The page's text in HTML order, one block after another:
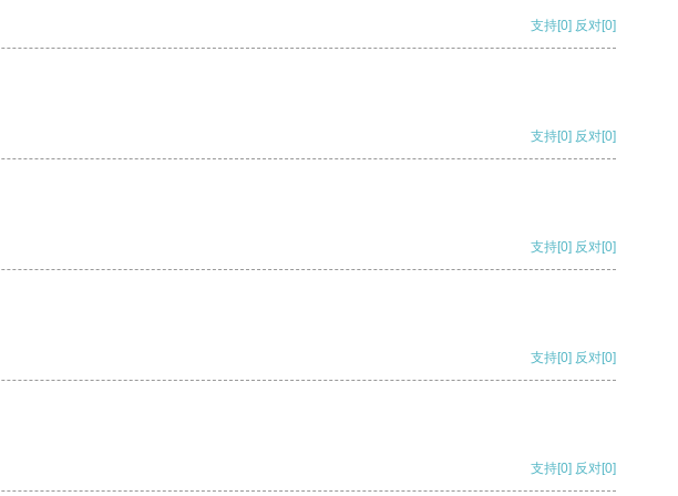
支持[0] 反对[0]
支持[0] 反对[0]
支持[0] 反对[0]
支持[0] 反对[0]
支持[0] 反对[0]